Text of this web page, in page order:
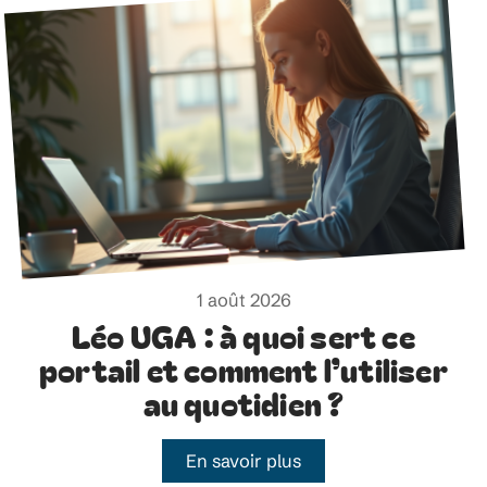
1 août 2026
Léo UGA : à quoi sert ce
portail et comment l’utiliser
au quotidien ?
En savoir plus